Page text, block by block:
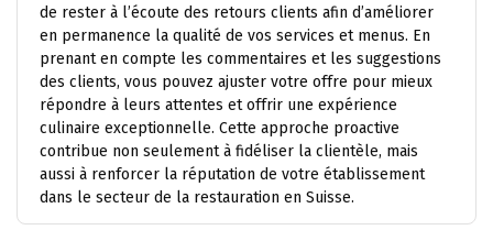
de rester à l’écoute des retours clients afin d’améliorer
en permanence la qualité de vos services et menus. En
prenant en compte les commentaires et les suggestions
des clients, vous pouvez ajuster votre offre pour mieux
répondre à leurs attentes et offrir une expérience
culinaire exceptionnelle. Cette approche proactive
contribue non seulement à fidéliser la clientèle, mais
aussi à renforcer la réputation de votre établissement
dans le secteur de la restauration en Suisse.